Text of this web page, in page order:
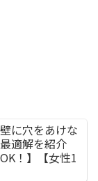
に穴をあけな
適解を紹介
！】【女性1